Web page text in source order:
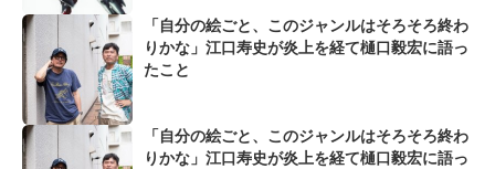
「自分の絵ごと、このジャンルはそろそろ終わ
りかな」江口寿史が炎上を経て樋口毅宏に語っ
たこと
「自分の絵ごと、このジャンルはそろそろ終わ
りかな」江口寿史が炎上を経て樋口毅宏に語っ